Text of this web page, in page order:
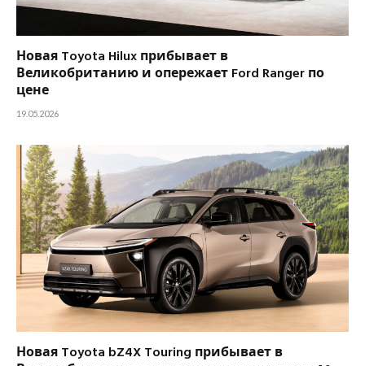
Новая Toyota Hilux прибывает в
Великобританию и опережает Ford Ranger по
цене
19.05.2026
Новая Toyota bZ4X Touring прибывает в